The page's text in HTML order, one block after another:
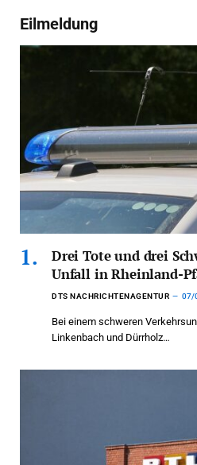
Eilmeldung
Drei Tote und drei
Unfall in Rheinland-
DTS NACHRICHTENAGENTUR 07/
Bei einem schweren
Linkenbach und Dürrholz…